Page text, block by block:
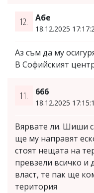
12. Абе
18.12.2025
Аз съм да му
В Софийският
11. 666
18.12.2025
Вярвате ли. Шиши
ще му направят
стоят нещата на
превзели всичко и
власт, те пак ще
територия